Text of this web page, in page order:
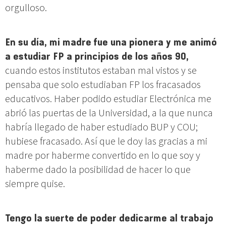
orgulloso.
En su día, mi madre fue una pionera y me animó
a estudiar FP a principios de los años 90,
cuando estos institutos estaban mal vistos y se
pensaba que solo estudiaban FP los fracasados
educativos. Haber podido estudiar Electrónica me
abrió las puertas de la Universidad, a la que nunca
habría llegado de haber estudiado BUP y COU;
hubiese fracasado. Así que le doy las gracias a mi
madre por haberme convertido en lo que soy y
haberme dado la posibilidad de hacer lo que
siempre quise.
Tengo la suerte de poder dedicarme al trabajo